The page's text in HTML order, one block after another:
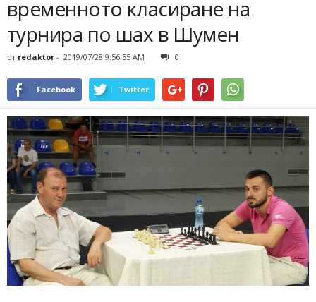
временното класиране на
турнира по шах в Шумен
от redaktor - 2019/07/28 9:56:55 AM 0
Facebook Twitter